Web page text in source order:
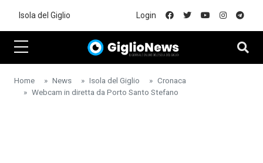
Isola del Giglio Login
Home News Isola del Giglio
Cronaca
Webcam in diretta da Porto Santo Stefano